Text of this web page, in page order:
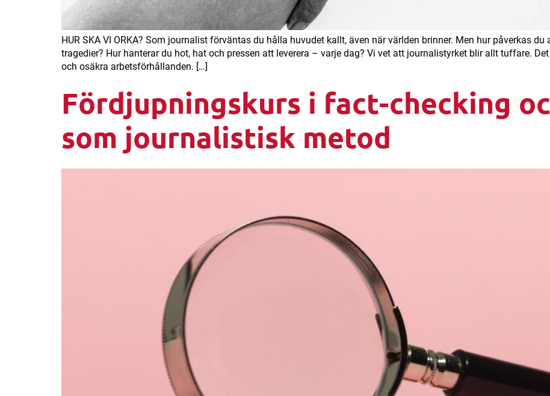
HUR SKA VI ORKA? Som journalist förväntas du hålla huvudet kallt, även när världen brinner. Men hur påverkas
tragedier? Hur hanterar du hot, hat och pressen att leverera – varje dag? Vi vet att journalistyrket blir allt tuffare.
och osäkra arbetsförhållanden. […]
Fördjupningskurs i fact-checking
som journalistisk metod